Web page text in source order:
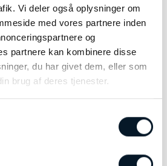
Vi deler også oplysninger om
med vores partnere inden
og
partnere kan kombinere disse
du har givet dem, eller som
brug af deres tjenester.
-31%